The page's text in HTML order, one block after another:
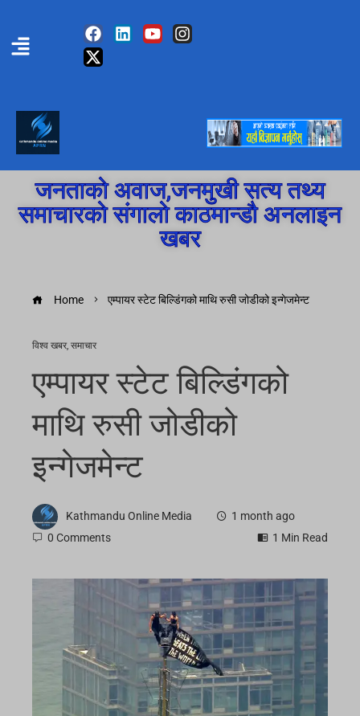
जनताको अवाज,जनमुखी सत्य तथ्य
समाचारको संगालो काठमान्डौ अनलाइन
खबर
Home एम्पायर स्टेट बिल्डिंगको माथि रुसी जोडीको इन्गेजमेन्ट
विश्व खबर, समाचार
एम्पायर स्टेट बिल्डिंगको
माथि रुसी जोडीको
इन्गेजमेन्ट
Kathmandu Online Media
1 month ago
0 Comments
1 Min Read